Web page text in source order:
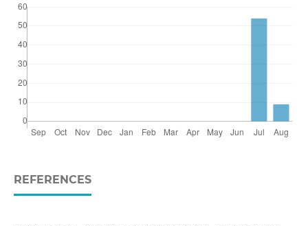
REFERENCES